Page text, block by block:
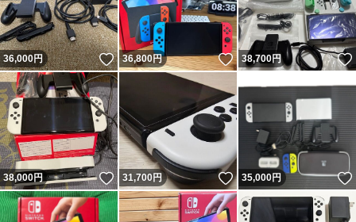
36,000円 いいね！
36,800円 いいね！
38,700円
38,000円 いいね！
31,700円 いいね！
35,000円